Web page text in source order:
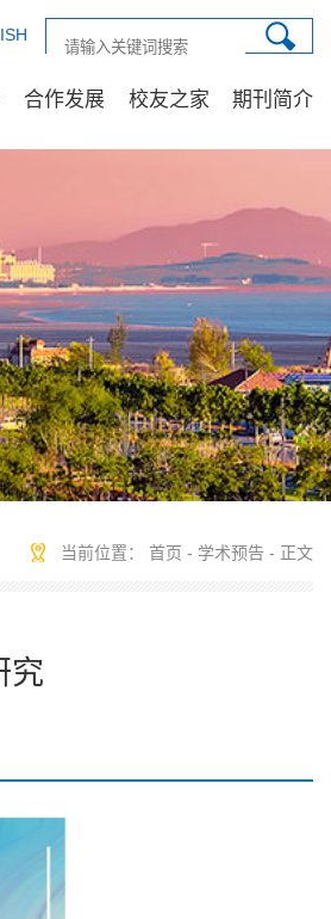
合作发展 校友之家 期刊简介
当前位置： 首页 - 学术预告 - 正文
究